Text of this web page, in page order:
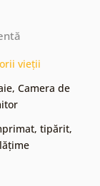
vieții
, Camera de
tipărit,